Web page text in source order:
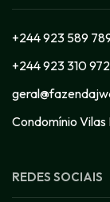
+244 923 589
+244 923 310 972
Condomínio
REDES SOCIAIS